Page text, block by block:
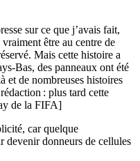
sur ce que j’avais fait,
vraiment être au centre de
Mais cette histoire a
Bas, des panneaux ont été
et de nombreuses histoires
: plus tard cette
de la FIFA]
car quelque
devenir donneurs de cellules